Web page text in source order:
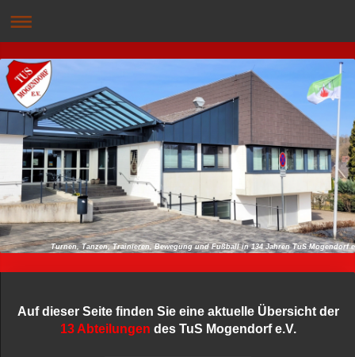
Turnen, Tanzen, Trainieren, Bewegung und Fußball in 134 Jahren TuS
Auf dieser Seite finden Sie eine aktuelle Übersicht der
13 Abteilungen des TuS Mogendorf e.V.